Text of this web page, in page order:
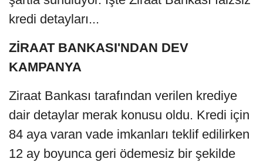
kredi detayları...
ZİRAAT BANKASI'NDAN DEV
KAMPANYA
Ziraat Bankası tarafından verilen krediye
dair detaylar merak konusu oldu. Kredi için
84 aya varan vade imkanları teklif edilirken
12 ay boyunca geri ödemesiz bir şekilde